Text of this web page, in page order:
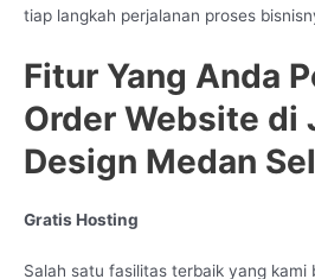
tiap langkah perjalanan proses
Fitur Yang Anda
Order Website di
Design Medan
Gratis Hosting
Salah satu fasilitas terbaik yang kami